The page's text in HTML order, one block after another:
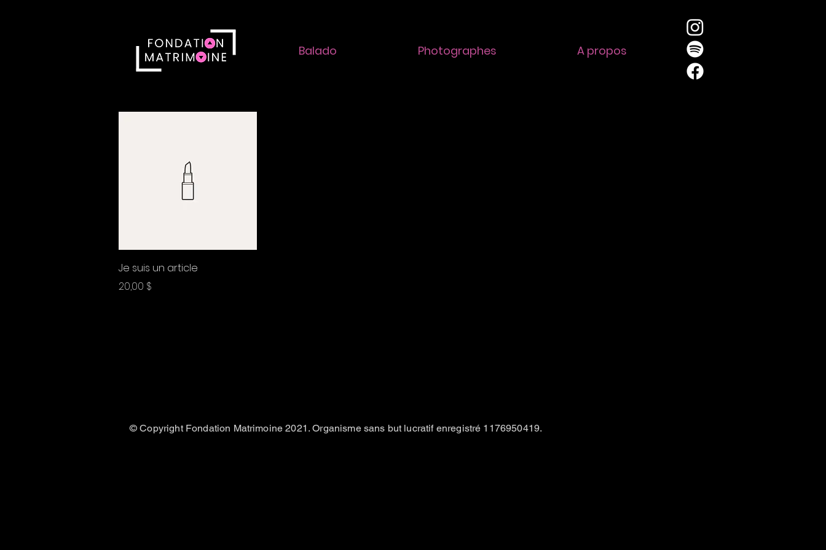
Balado Photographes A propos
Aperçu rapide
Je suis un article
Prix
20,00 $
© Copyright Fondation Matrimoine 2021. Organisme sans but lucratif enregistré 1176950419.